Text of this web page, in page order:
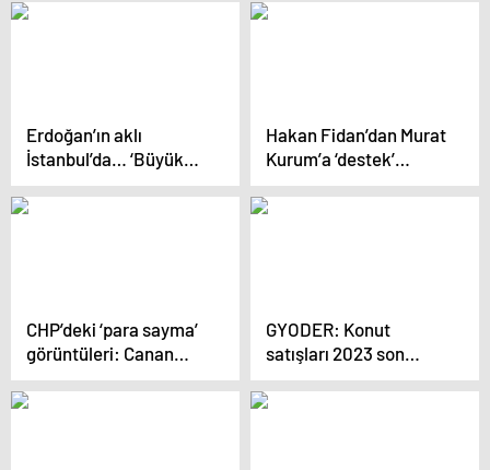
değilse…’
kaybedilirse
Erdoğan’ın aklı
İstanbul’da… ‘Büyük
Ankara Mitingi’nde
Murat Kurum’a oy
Hakan Fidan’dan Murat
Kurum’a ‘destek’
açıklaması:
‘Yaşadığımız tüm
CHP’deki ‘para sayma’
görüntüleri: Canan
Kaftancıoğlu ifade
verdi
GYODER: Konut
satışları 2023 son
çeyreğinde yüzde 24
geriledi